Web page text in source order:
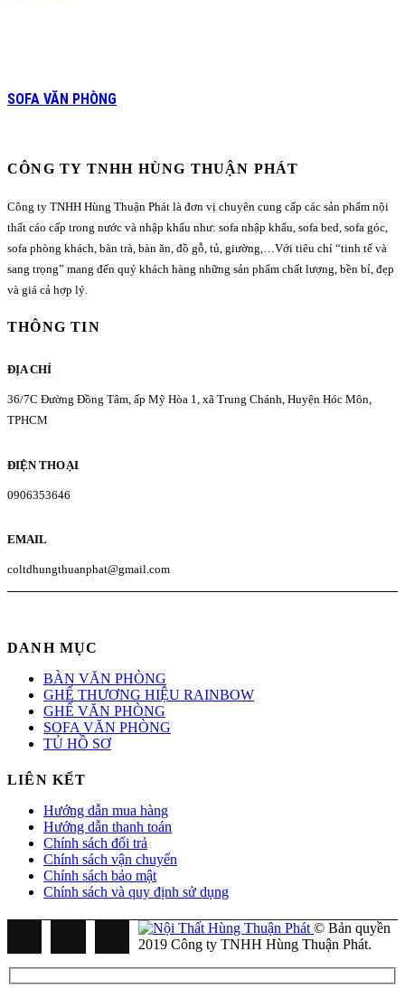
SOFA VĂN PHÒNG
CÔNG TY TNHH HÙNG THUẬN PHÁT
Công ty TNHH Hùng Thuận Phát là đơn vị chuyên cung cấp các sản phẩm nội
thất cáo cấp trong nước và nhập khẩu như: sofa nhập khẩu, sofa bed, sofa góc,
sofa phòng khách, bàn trà, bàn ăn, đồ gỗ, tủ, giường,…Với tiêu chí “tinh tế và
sang trọng” mang đến quý khách hàng những sản phẩm chất lượng, bền bỉ, đẹp
và giá cả hợp lý.
THÔNG TIN
ĐỊA CHỈ
36/7C Đường Đồng Tâm, ấp Mỹ Hòa 1, xã Trung Chánh, Huyện Hóc Môn,
TPHCM
ĐIỆN THOẠI
0906353646
EMAIL
coltdhungthuanphat@gmail.com
DANH MỤC
BÀN VĂN PHÒNG
GHẾ THƯƠNG HIỆU RAINBOW
GHẾ VĂN PHÒNG
SOFA VĂN PHÒNG
TỦ HỒ SƠ
LIÊN KẾT
Hướng dẫn mua hàng
Hướng dẫn thanh toán
Chính sách đổi trả
Chính sách vận chuyển
Chính sách bảo mật
Chính sách và quy định sử dụng
© Bản quyền
2019 Công ty TNHH Hùng Thuận Phát.